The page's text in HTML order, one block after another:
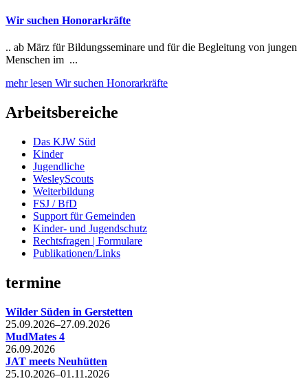
Wir suchen Honorarkräfte
.. ab März für Bildungsseminare und für die Begleitung von jungen
Menschen im ...
mehr lesen Wir suchen Honorarkräfte
Arbeitsbereiche
Das KJW Süd
Kinder
Jugendliche
WesleyScouts
Weiterbildung
FSJ / BfD
Support für Gemeinden
Kinder- und Jugendschutz
Rechtsfragen | Formulare
Publikationen/Links
termine
Wilder Süden in Gerstetten
25.09.2026–27.09.2026
MudMates 4
26.09.2026
JAT meets Neuhütten
25.10.2026–01.11.2026